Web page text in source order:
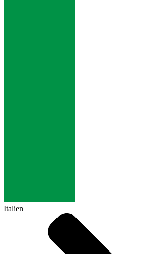
Italien